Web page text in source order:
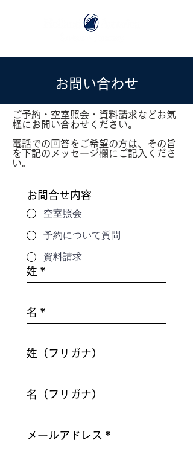
お問い合わせ
ご予約・空室照会・資料請求などお気
軽にお問い合わせください。
電話での回答をご希望の方は、その旨
を下記のメッセージ欄にご記入くださ
い。
お問合せ内容
空室照会
予約について質問
資料請求
姓 *
名 *
姓（フリガナ）
名（フリガナ）
メールアドレス *